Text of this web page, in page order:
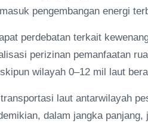
pengembangan energi
perdebatan terkait
perizinan pemanfaatan
wilayah 0–12 mil laut
laut antarwilayah
dalam jangka